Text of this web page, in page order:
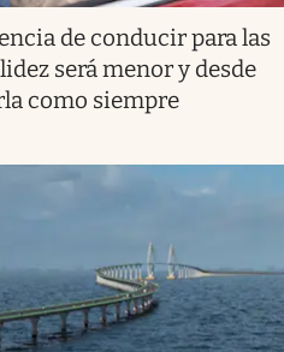
de conducir para las
será menor y desde
como siempre